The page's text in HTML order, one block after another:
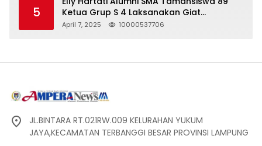
5
Ketua Grup S 4 Laksanakan Giat
Silaturahmi
April 7, 2025 10000537706
JL.BINTARA RT.021RW.009 KELURAHAN YUKUM
JAYA,KECAMATAN TERBANGGI BESAR PROVINSI LAMPUNG